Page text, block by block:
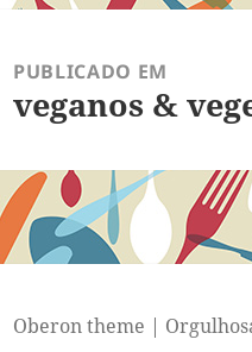
PUBLICADO EM
veganos &
Oberon theme |